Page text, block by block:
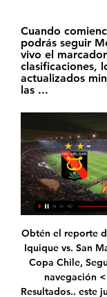
Cuando
podrás seguir
vivo el
clasificaciones,
actualizados
las ...
Obtén el reporte del partido Deportes Iquique vs. San Marcos de Arica 2019 Copa Chile, Segunda Ronda. Ir a la navegación < > Menu ESPN. Resultados.. este jueves las sensaciones del plantel azul un día después de perder por 1-2 la final de la Copa Chile 2019 a manos de Colo Colo, en Temuco.

Ciudad del Gigante Dormido, La Suiza de Puerto Rico, La Tierra de Lagos. Aguada.. La Esmeralda del Sur y Los Leones. Peñuelas. Valle de los Flamboyanes. Ponce. La Perla del Sur,. San Juan. La Ciudad Amurallada, Los Capitalinos, Los Senadores y La Losa. San Lorenzo. Los Samaritanos.

Ateneo en el diccionario de traducción español - italiano en Glosbe, diccionario en línea, gratis. Busque palabras y frases milions en todos los idiomas.

El volcán Arenal de Costa Rica está situado en el distrito de La Fortuna, cantón de San Carlos, en la provincia de Alajuela. Tiene una altura de 1.670 msnm. El volcán se encuentra dentro del Parque nacional Volcán Arenal. Inició su último y actual período de actividad en el año 1968, el día 29 de …

Real Cartagena perdió anoche 1-0 ante Tuluá en el estadio 12 de Octubre,. a dos puntos del líder Quindío y a tres unidades de Atlético, que es octavo con 16. Los pupilos de José Fernando Santa le habían apuntado a una victoria para buscar el liderato,. otra vez ante un rival directo,.

Colo Colo enfrenta a Palestino en el Estadio Monumental por la fecha 12 del Torneo Nacional. El Cacique no llega en su mejor forma, primero fue la eliminación en la Copa Sudamericana ante la Universidad Católica, luego de caer 1-0 en los 90' y 3-0 en penales, y después llegó el empate 1-1 ante Unión La Calera por la competencia local.

Bolivar vs. Aurora (0-1): gol, resumen y video de la semifinal 1:47La transmisión estará a cargo de la señal de Tigo Sports en el país ver EN VIVO · Reencuentro entre Barcelona y Messi tendrá que esperar ...Depor · Resumex · hace 1 mes

Clasificados a los ‘playoffs’ de la LigaPro, el Macará no siente presión pero sí la necesidad de seguir sumando puntos para mantener la distancia de sus rivales en la tabla de posiciones. El puntero del torneo cerrará la fecha 24 de visita, este lunes 2 de septiembre, ante un Mushuc Runa …

En Directo: Valencia Club de Fútbol SAD - Levante Unión Deportiva SAD. Partido de LaLiga Santander 2017-2018. Últimas noticias, clasificación, resultados y …

» canepa juan cruz (velostar) » cattaneo luis e. » cdnetworks co.ltd. » cespi – universidad nacional de la plata » celda cooperativa de servicios electricos, obras y servicios publicos, asistenciales y credito, vivienda y onsumo de darregueira ltda. » citarella sa » ciudad global s.a. » cloudflare, inc » …

Aquí encontrarás todas las tiendas con FILA en Brujas con direcciones, horarios de apertura, ofertas y más La marca fue fundada en 1911 en Seúl. toggle menu TheLabelFinder TheLabelFinder - Busca en linea.

De pretemporada en la ciudad San Miguel jugó amistosos con Ateneo de la Juventud El equipo de la Primera C tuvo dos ensayos ante la Reserva y Primera del conjunto celeste y blanco. Todo se desarrolló en la cancha de la Liga Mercedina durante la tarde del sábado.

Para el domingo 15, después de haber pasado la noche en la ciudad, Boca-Mercedes contará con la visita de Club María Juana desde las 21, la jornada se completa con Banco Nación vs. Estudiantes de Paraná, Los Andes de Alcorta vs. Gimnasia y Club Bell Voley vs. River Plate.

Atlético Grau de Piura igualó 1 a 1 con Cienciano en la altura del Cusco por la segunda fecha del torneo de la Segunda Profesional.. El equipo albo se plantó bien durante los 90 minutos de juego ante un rival que llegaba como favorito, no solo por que jugaba en la altura, sino por la calidad de la plantilla de jugadores que tiene.Sin embargo, los dirigidos por Mario Flores quitaron espacios.

Consiga nuestros pronósticos y sigue el resultado de tus apuestas en directo del partido Gil Vicente vs. Portimonense de Liga NOS (Fútbol) el 26.10.2019.

Sigue en vivo online el partido entre San Carlos y Guadalupe del 15 de marzo por la Liga Promerica. Síguenos en Google News; Minuto a minuto, alineaciones, transmisión, estadísticas, pronóstico y todo sobre el cotejo San Carlos vs Guadalupe por la jornada 15 de la Primera División de Costa Rica.

Fútbol Melgar vs Bolivar La Paz 20/01/2024 Cómo ver el partido? La transmisión legal del partido en excelente calidad pronto estará disponible a través del enlace. Solo necesita: 1.

Viaja fácilmente desde Valledupar a Corozal con Rome2rio. Rome2rio es un motor de información para organizar viajes de puerta a puerta y hacer reservas, que te ayuda a llegar desde y hasta cualquier lugar del mundo Encuentra aquí todas las opciones de transporte para tu viaje desde